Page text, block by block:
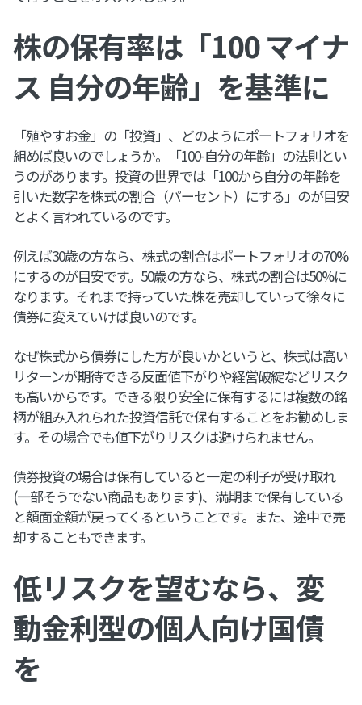
株の保有率は「100 マイナ
ス 自分の年齢」を基準に
「殖やすお金」の「投資」、どのようにポートフォリオを
組めば良いのでしょうか。「100-自分の年齢」の法則とい
うのがあります。投資の世界では「100から自分の年齢を
引いた数字を株式の割合（パーセント）にする」のが目安
とよく言われているのです。
例えば30歳の方なら、株式の割合はポートフォリオの70%
にするのが目安です。50歳の方なら、株式の割合は50%に
なります。それまで持っていた株を売却していって徐々に
債券に変えていけば良いのです。
なぜ株式から債券にした方が良いかというと、株式は高い
リターンが期待できる反面値下がりや経営破綻などリスク
も高いからです。できる限り安全に保有するには複数の銘
柄が組み入れられた投資信託で保有することをお勧めしま
す。その場合でも値下がりリスクは避けられません。
債券投資の場合は保有していると一定の利子が受け取れ
(一部そうでない商品もあります)、満期まで保有している
と額面金額が戻ってくるということです。また、途中で売
却することもできます。
低リスクを望むなら、変
動金利型の個人向け国債
を